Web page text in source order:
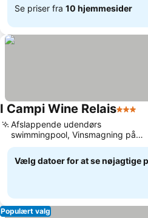
Se priser fra 10 hjemmesider
I Campi Wine Relais3
Afslappende udendørs
swimmingpool, Vinsmagning på
hotellet med lokale vine
Vælg datoer for at se nøjagtige
Populært valg